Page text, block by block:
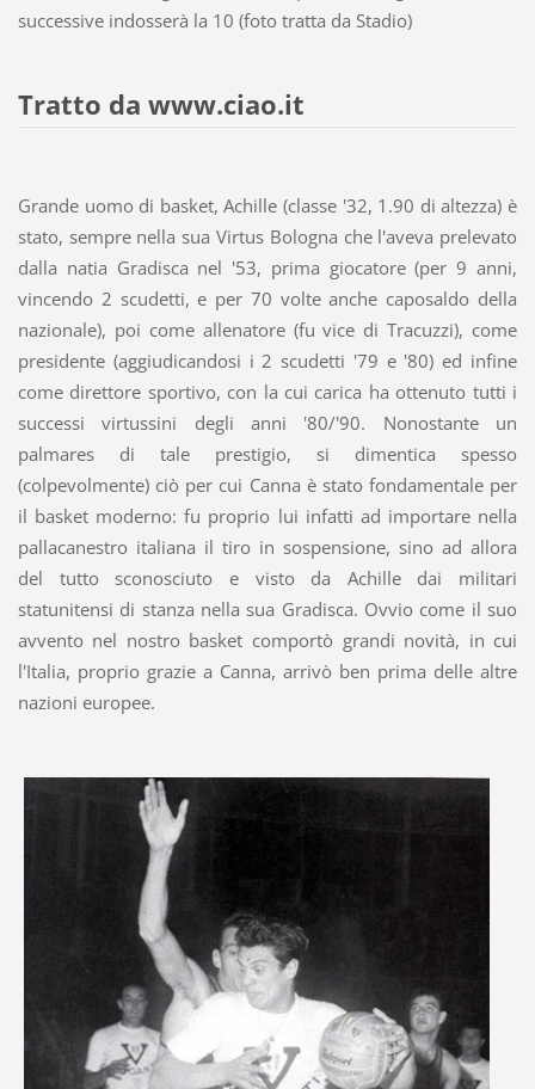
successive indosserà la 10 (foto tratta da Stadio)
Tratto da www.ciao.it
Grande uomo di basket, Achille (classe '32, 1.90 di altezza) è
stato, sempre nella sua Virtus Bologna che l'aveva prelevato
dalla natia Gradisca nel '53, prima giocatore (per 9 anni,
vincendo 2 scudetti, e per 70 volte anche caposaldo della
nazionale), poi come allenatore (fu vice di Tracuzzi), come
presidente (aggiudicandosi i 2 scudetti '79 e '80) ed infine
come direttore sportivo, con la cui carica ha ottenuto tutti i
successi virtussini degli anni '80/'90. Nonostante un
palmares di tale prestigio, si dimentica spesso
(colpevolmente) ciò per cui Canna è stato fondamentale per
il basket moderno: fu proprio lui infatti ad importare nella
pallacanestro italiana il tiro in sospensione, sino ad allora
del tutto sconosciuto e visto da Achille dai militari
statunitensi di stanza nella sua Gradisca. Ovvio come il suo
avvento nel nostro basket comportò grandi novità, in cui
l'Italia, proprio grazie a Canna, arrivò ben prima delle altre
nazioni europee.